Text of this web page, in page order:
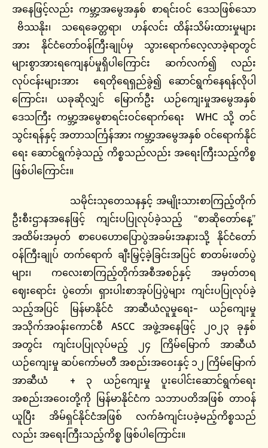
အနေဖြင့်လည်း ကမ္ဘာ့အမွေအနှစ် စာရင်းဝင် ဒေသဖြစ်သော
ဗိဿနိုး၊ သရေခေတ္တရာ၊ ဟန်လင်း ထိန်းသိမ်းထားမှုများ
အား နိုင်ငံတော်ဝန်ကြီးချုပ်မှ သွားရောက်လေ့လာခဲ့ရာတွင်
များစွာအားရကျေနပ်မှုရှိပါကြောင်း ဆက်လက်၍ လည်း
လုပ်ငန်းများအား ရေတိုရေရှည်ခွဲ၍ ဆောင်ရွက်နေရန်လိုပါ
ကြောင်း၊ ယခုဆိုလျှင် မြောက်ဦး ယဉ်ကျေးမှုအမွေအနှစ်
ဒေသကြီး ကမ္ဘာ့အမွေစာရင်းဝင်ရောက်ရေး WHC သို့ တင်
သွင်းရန်နှင့် အတာသင်္ကြန်အား ကမ္ဘာ့အမွေအနှစ် ဝင်ရောက်နိုင်
ရေး ဆောင်ရွက်ခဲ့သည့် ကိစ္စသည်လည်း အရေးကြီးသည့်ကိစ္စ
ဖြစ်ပါကြောင်း။
သမိုင်းသုတေသနနှင့် အမျိုးသားစာကြည့်တိုက်
ဦးစီးဌာနအနေဖြင့် ကျင်းပပြုလုပ်ခဲ့သည့် “စာဆိုတော်နေ့”
အထိမ်းအမှတ် စာပေဟောပြောပွဲအခမ်းအနားသို့ နိုင်ငံတော်
ဝန်ကြီးချုပ် တက်ရောက် ချီးမြှင့်ခဲ့ခြင်းအပြင် စာတမ်းဖတ်ပွဲ
များ၊ ကလေးစာကြည့်တိုက်အစီအစဉ်နှင့် အမှတ်တရ
ဈေးရောင်း ပွဲတော်၊ ရှားပါးစာအုပ်ပြပွဲများ ကျင်းပပြုလုပ်ခဲ့
သည့်အပြင် မြန်မာနိုင်ငံ အာဆီယံလူမှုရေး- ယဉ်ကျေးမှု
အသိုက်အဝန်းကောင်စီ ASCC အဖွဲ့အနေဖြင့် ၂၀၂၃ ခုနှစ်
အတွင်း ကျင်းပပြုလုပ်မည့် ၂၄ ကြိမ်မြောက် အာဆီယံ
ယဉ်ကျေးမှု ဆပ်ကော်မတီ အစည်းအဝေးနှင့် ၁၂ ကြိမ်မြောက်
အာဆီယံ + ၃ ယဉ်ကျေးမှု ပူးပေါင်းဆောင်ရွက်ရေး
အစည်းအဝေးတို့ကို မြန်မာနိုင်ငံက သဘာပတိအဖြစ် တာဝန်
ယူပြီး အိမ်ရှင်နိုင်ငံအဖြစ် လက်ခံကျင်းပခဲ့မည့်ကိစ္စသည်
လည်း အရေးကြီးသည့်ကိစ္စ ဖြစ်ပါကြောင်း။